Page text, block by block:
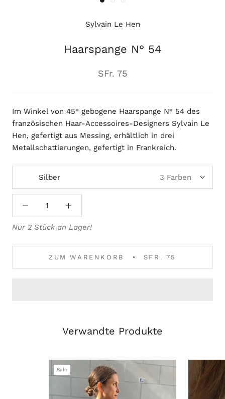
Sylvain Le Hen
Haarspange N° 54
SFr. 75
Im Winkel von 45° gebogene Haarspange N° 54 des
französischen Haar-Accessoires-Designers Sylvain Le
Hen, gefertigt aus Messing, erhältlich in drei
Metallschattierungen, gefertigt in Frankreich.
Silber 3 Farben
Nur 2 Stück an Lager!
ZUM WARENKORB SFR. 75
Verwandte Produkte
Sale